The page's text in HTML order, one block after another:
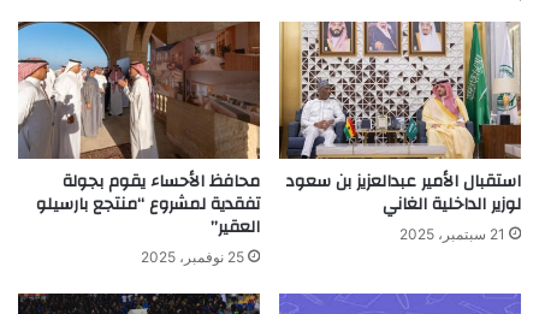
استقبال الأمير عبدالعزيز بن سعود
لوزير الداخلية الغاني
21 سبتمبر، 2025
محافظ الأحساء يقوم بجولة
تفقدية لمشروع “منتجع بارسيلو
العقير”
25 نوفمبر، 2025